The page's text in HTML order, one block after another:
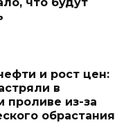
и рост цен:
в
проливе из-за
обрастания